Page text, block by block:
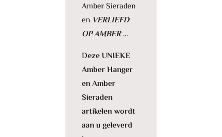
Amber Sieraden
en VERLIEFD
OP AMBER …
Deze UNIEKE
Amber Hanger
en Amber
Sieraden
artikelen wordt
aan u geleverd